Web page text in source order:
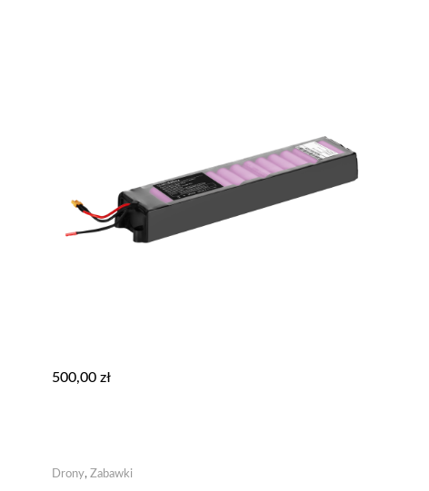
500,00 zł
Drony, Zabawki